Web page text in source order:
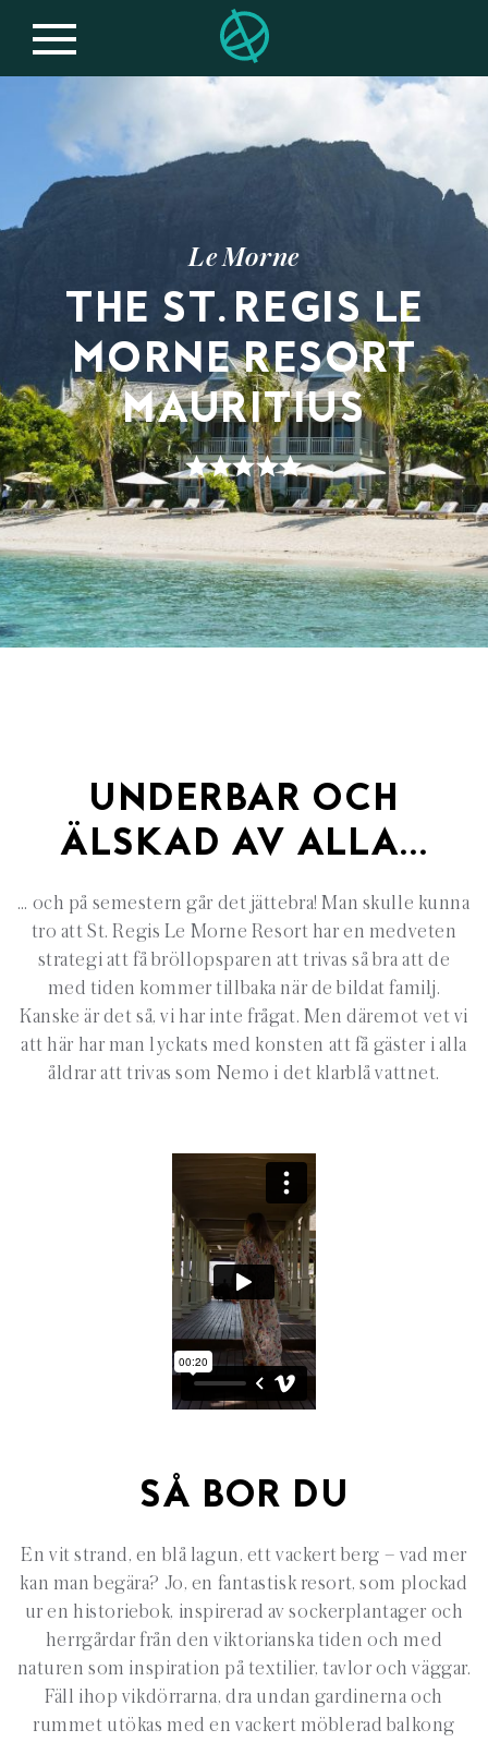
Le Morne
THE ST. REGIS LE
MORNE RESORT
MAURITIUS
UNDERBAR OCH
ÄLSKAD AV ALLA…
… och på semestern går det jättebra! Man skulle kunna
tro att St. Regis Le Morne Resort har en medveten
strategi att få bröllopsparen att trivas så bra att de
med tiden kommer tillbaka när de bildat familj.
Kanske är det så, vi har inte frågat. Men däremot vet vi
att här har man lyckats med konsten att få gäster i alla
åldrar att trivas som Nemo i det klarblå vattnet.
SÅ BOR DU
En vit strand, en blå lagun, ett vackert berg – vad mer
kan man begära? Jo, en fantastisk resort, som plockad
ur en historiebok, inspirerad av sockerplantager och
herrgårdar från den viktorianska tiden och med
naturen som inspiration på textilier, tavlor och väggar.
Fäll ihop vikdörrarna, dra undan gardinerna och
rummet utökas med en vackert möblerad balkong